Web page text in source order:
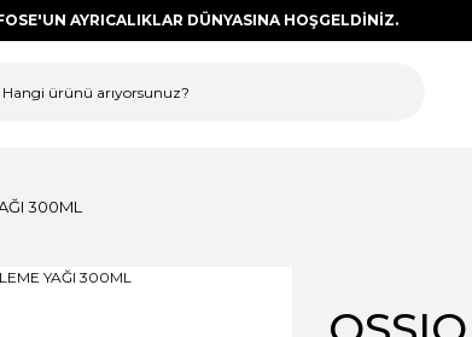
AYRICALIKLAR DÜNYASINA HOŞGELDİNİZ.
300ML